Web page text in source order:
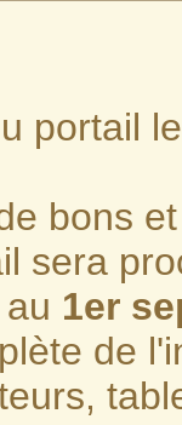
portail
bons
sera
1er
de